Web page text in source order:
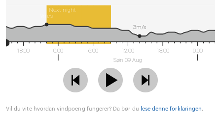
Next night
18:00 0:00 6:00
12:00
Søn 09 Aug
18:00 0:00
9m/s
3m/s
Vil du vite hvordan vindpoeng fungerer? Da bør du lese denne forklaringen.